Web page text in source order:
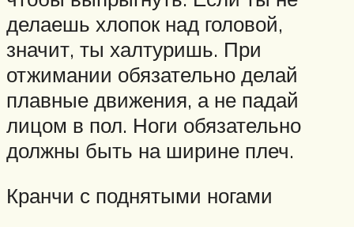
делаешь хлопок над головой,
значит, ты халтуришь. При
отжимании обязательно делай
плавные движения, а не падай
лицом в пол. Ноги обязательно
должны быть на ширине плеч.
Кранчи с поднятыми ногами